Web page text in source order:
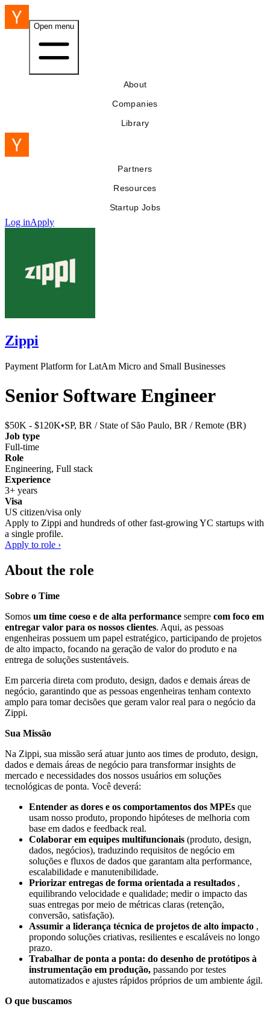
Open menu
About
Companies
Library
Partners
Resources
Startup Jobs
Log inApply
Zippi
Payment Platform for LatAm Micro and Small Businesses
Senior Software Engineer
$50K - $120K•SP, BR / State of São Paulo, BR / Remote (BR)
Job type
Full-time
Role
Engineering, Full stack
Experience
3+ years
Visa
US citizen/visa only
Apply to Zippi and hundreds of other fast-growing YC startups with
a single profile.
Apply to role ›
About the role
Sobre o Time
Somos um time coeso e de alta performance sempre com foco em
entregar valor para os nossos clientes. Aqui, as pessoas
engenheiras possuem um papel estratégico, participando de projetos
de alto impacto, focando na geração de valor do produto e na
entrega de soluções sustentáveis.
Em parceria direta com produto, design, dados e demais áreas de
negócio, garantindo que as pessoas engenheiras tenham contexto
amplo para tomar decisões que geram valor real para o negócio da
Zippi.
Sua Missão
Na Zippi, sua missão será atuar junto aos times de produto, design,
dados e demais áreas de negócio para transformar insights de
mercado e necessidades dos nossos usuários em soluções
tecnológicas de ponta. Você deverá:
Entender as dores e os comportamentos dos MPEs que
usam nosso produto, propondo hipóteses de melhoria com
base em dados e feedback real.
Colaborar em equipes multifuncionais (produto, design,
dados, negócios), traduzindo requisitos de negócio em
soluções e fluxos de dados que garantam alta performance,
escalabilidade e manutenibilidade.
Priorizar entregas de forma orientada a resultados ,
equilibrando velocidade e qualidade; medir o impacto das
suas entregas por meio de métricas claras (retenção,
conversão, satisfação).
Assumir a liderança técnica de projetos de alto impacto ,
propondo soluções criativas, resilientes e escaláveis no longo
prazo.
Trabalhar de ponta a ponta: do desenho de protótipos à
instrumentação em produção, passando por testes
automatizados e ajustes rápidos próprios de um ambiente ágil.
O que buscamos